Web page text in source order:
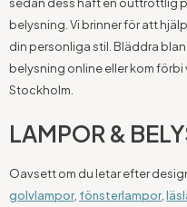
belysning. Vi brinner för att
din personliga stil. Bläddra
belysning online eller kom förbi
Stockholm.
LAMPOR &
Oavsett om du letar efter
golvlampor, fönsterlampor,